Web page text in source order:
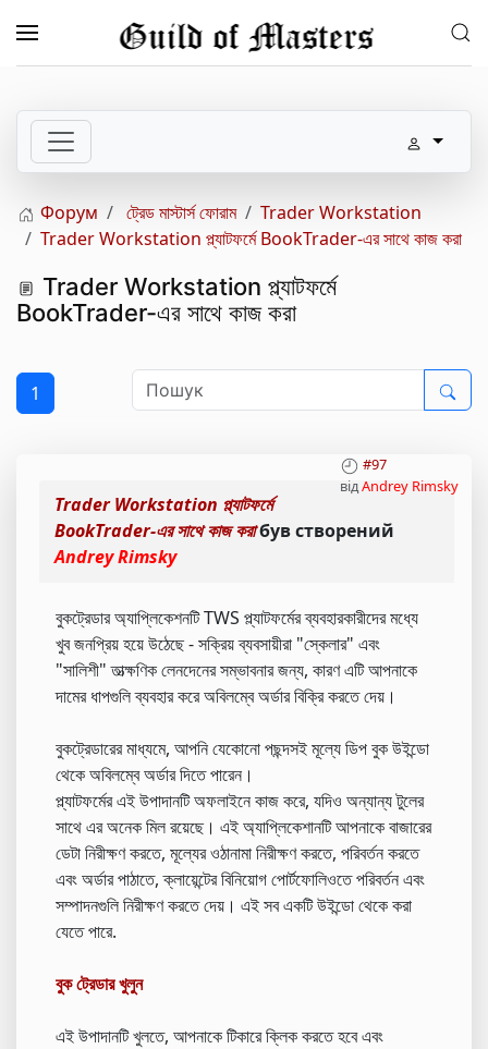
Перейти до основного вмісту
Форум ট্রেড মাস্টার্স ফোরাম
Trader Workstation
Trader Workstation প্ল্যাটফর্মে BookTrader-এর সাথে কাজ করা
Trader Workstation প্ল্যাটফর্মে
BookTrader-এর সাথে কাজ করা
1
#97
відAndrey Rimsky
Trader Workstation প্ল্যাটফর্মে
BookTrader-এর সাথে কাজ করাбув створений
Andrey Rimsky
বুকট্রেডার অ্যাপ্লিকেশনটি TWS প্ল্যাটফর্মের ব্যবহারকারীদের মধ্যে
খুব জনপ্রিয় হয়ে উঠেছে - সক্রিয় ব্যবসায়ীরা "স্কেলার" এবং
"সালিশী" তাত্ক্ষণিক লেনদেনের সম্ভাবনার জন্য, কারণ এটি আপনাকে
দামের ধাপগুলি ব্যবহার করে অবিলম্বে অর্ডার বিক্রি করতে দেয়।
বুকট্রেডারের মাধ্যমে, আপনি যেকোনো পছন্দসই মূল্যে ডিপ বুক উইন্ডো
থেকে অবিলম্বে অর্ডার দিতে পারেন।
প্ল্যাটফর্মের এই উপাদানটি অফলাইনে কাজ করে, যদিও অন্যান্য টুলের
সাথে এর অনেক মিল রয়েছে। এই অ্যাপ্লিকেশানটি আপনাকে বাজারের
ডেটা নিরীক্ষণ করতে, মূল্যের ওঠানামা নিরীক্ষণ করতে, পরিবর্তন করতে
এবং অর্ডার পাঠাতে, ক্লায়েন্টের বিনিয়োগ পোর্টফোলিওতে পরিবর্তন এবং
সম্পাদনগুলি নিরীক্ষণ করতে দেয়। এই সব একটি উইন্ডো থেকে করা
যেতে পারে.
বুক ট্রেডার খুলুন
এই উপাদানটি খুলতে, আপনাকে টিকারে ক্লিক করতে হবে এবং